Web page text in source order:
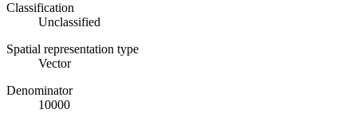
Classification
Unclassified
Spatial representation type
Vector
Denominator
10000